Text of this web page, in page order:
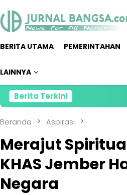
BERITA UTAMA PEMERINTAHAN
LAINNYA
Berita Terkini
Beranda Aspirasi
Merajut
KHAS Jember
Negara